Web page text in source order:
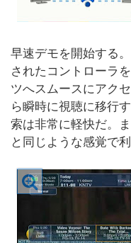
早速デモを開始する
されたコントローラ
ツへスムースにアク
ら瞬時に視聴に移行
索は非常に軽快だ。
と同じような感覚で利